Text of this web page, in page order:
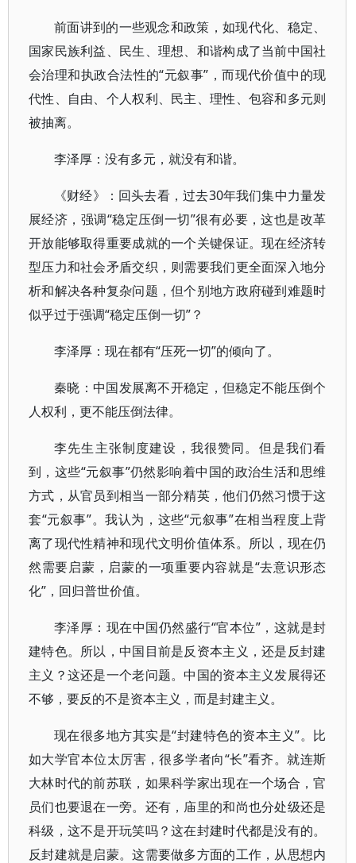
前面讲到的一些观念和政策，如现代化、稳定、
国家民族利益、民生、理想、和谐构成了当前中国社
会治理和执政合法性的“元叙事”，而现代价值中的现
代性、自由、个人权利、民主、理性、包容和多元则
被抽离。
李泽厚：没有多元，就没有和谐。
《财经》：回头去看，过去30年我们集中力量发
展经济，强调“稳定压倒一切”很有必要，这也是改革
开放能够取得重要成就的一个关键保证。现在经济转
型压力和社会矛盾交织，则需要我们更全面深入地分
析和解决各种复杂问题，但个别地方政府碰到难题时
似乎过于强调“稳定压倒一切”？
李泽厚：现在都有“压死一切”的倾向了。
秦晓：中国发展离不开稳定，但稳定不能压倒个
人权利，更不能压倒法律。
李先生主张制度建设，我很赞同。但是我们看
到，这些“元叙事”仍然影响着中国的政治生活和思维
方式，从官员到相当一部分精英，他们仍然习惯于这
套“元叙事”。我认为，这些“元叙事”在相当程度上背
离了现代性精神和现代文明价值体系。所以，现在仍
然需要启蒙，启蒙的一项重要内容就是“去意识形态
化”，回归普世价值。
李泽厚：现在中国仍然盛行“官本位”，这就是封
建特色。所以，中国目前是反资本主义，还是反封建
主义？这还是一个老问题。中国的资本主义发展得还
不够，要反的不是资本主义，而是封建主义。
现在很多地方其实是“封建特色的资本主义”。比
如大学官本位太厉害，很多学者向“长”看齐。就连斯
大林时代的前苏联，如果科学家出现在一个场合，官
员们也要退在一旁。还有，庙里的和尚也分处级还是
科级，这不是开玩笑吗？这在封建时代都是没有的。
反封建就是启蒙。这需要做多方面的工作，从思想内